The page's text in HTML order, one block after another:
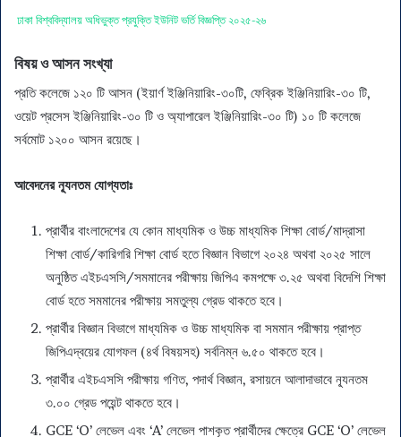
ঢাকা বিশ্ববিদ্যালয় অধিভুক্ত প্রযুক্তি ইউনিট ভর্তি বিজ্ঞপ্তি ২০২৫-২৬
বিষয় ও আসন সংখ্যা
প্রতি কলেজে ১২০ টি আসন (ইয়ার্ণ ইঞ্জিনিয়ারিং-৩০টি, ফেব্রিক ইঞ্জিনিয়ারিং-৩০ টি,
ওয়েট প্রসেস ইঞ্জিনিয়ারিং-৩০ টি ও অ্যাপারেল ইঞ্জিনিয়ারিং-৩০ টি) ১০ টি কলেজে
সর্বমোট ১২০০ আসন রয়েছে।
আবেদনের ন্যূনতম যোগ্যতাঃ
প্রার্থীর বাংলাদেশের যে কোন মাধ্যমিক ও উচ্চ মাধ্যমিক শিক্ষা বোর্ড/মাদ্রাসা
শিক্ষা বোর্ড/কারিগরি শিক্ষা বোর্ড হতে বিজ্ঞান বিভাগে ২০২৪ অথবা ২০২৫ সালে
অনুষ্ঠিত এইচএসসি/সমমানের পরীক্ষায় জিপিএ কমপক্ষে ৩.২৫ অথবা বিদেশি শিক্ষা
বোর্ড হতে সমমানের পরীক্ষায় সমতুল্য গ্রেড থাকতে হবে।
প্রার্থীর বিজ্ঞান বিভাগে মাধ্যমিক ও উচ্চ মাধ্যমিক বা সমমান পরীক্ষায় প্রাপ্ত
জিপিএদ্বয়ের যোগফল (৪র্থ বিষয়সহ) সর্বনিম্ন ৬.৫০ থাকতে হবে।
প্রার্থীর এইচএসসি পরীক্ষায় গণিত, পদার্থ বিজ্ঞান, রসায়নে আলাদাভাবে ন্যূনতম
৩.০০ গ্রেড পয়েন্ট থাকতে হবে।
GCE ‘O’ লেভেল এবং ‘A’ লেভেল পাশকৃত প্রার্থীদের ক্ষেত্রে GCE ‘O’ লেভেল